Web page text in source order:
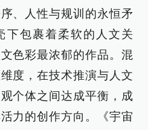
、人性与规训的永恒矛
下包裹着柔软的人文关
色彩最浓郁的作品。混
度，在技术推演与人文
个体之间达成平衡，成
力的创作方向。《宇宙